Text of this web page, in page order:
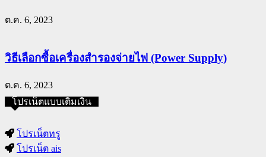
ต.ค. 6, 2023
วิธีเลือกซื้อเครื่องสำรองจ่ายไฟ (Power Supply)
ต.ค. 6, 2023
โปรเน็ตแบบเติมเงิน
โปรเน็ตทรู
โปรเน็ต ais